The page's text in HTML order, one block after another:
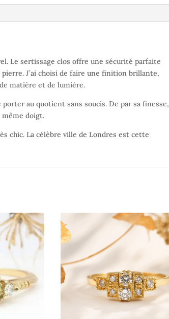
Le sertissage clos offre une sécurité parfaite
J’ai choisi de faire une finition brillante,
matière et de lumière.
au quotient sans soucis. De par sa finesse,
même doigt.
chic. La célèbre ville de Londres est cette